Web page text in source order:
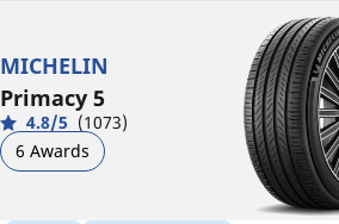
MICHELIN
Primacy 5
4.8/5 (1073)
6 Awards